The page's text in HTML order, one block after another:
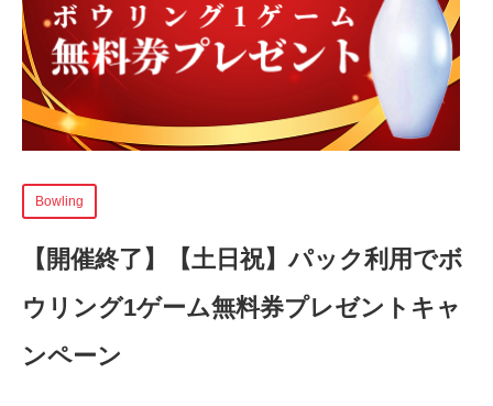
Bowling
【開催終了】
【土日祝】パック利用でボ
ウリング1ゲーム無料券プレゼントキャ
ンペーン